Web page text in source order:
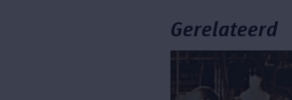
Gerelateerd